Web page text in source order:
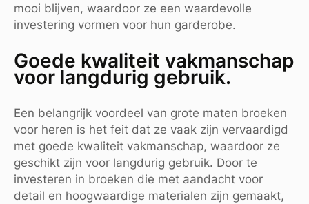
mooi blijven, waardoor ze een waardevolle
investering vormen voor hun garderobe.
Goede kwaliteit vakmanschap
voor langdurig gebruik.
Een belangrijk voordeel van grote maten broeken
voor heren is het feit dat ze vaak zijn vervaardigd
met goede kwaliteit vakmanschap, waardoor ze
geschikt zijn voor langdurig gebruik. Door te
investeren in broeken die met aandacht voor
detail en hoogwaardige materialen zijn gemaakt,